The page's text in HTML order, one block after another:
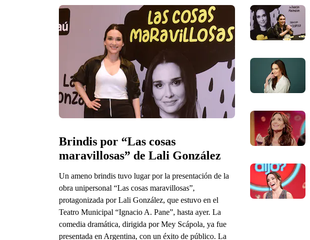
Brindis por “Las cosas
maravillosas” de Lali González
Un ameno brindis tuvo lugar por la presentación de la
obra unipersonal “Las cosas maravillosas”,
protagonizada por Lali González, que estuvo en el
Teatro Municipal “Ignacio A. Pane”, hasta ayer. La
comedia dramática, dirigida por Mey Scápola, ya fue
presentada en Argentina, con un éxito de público. La